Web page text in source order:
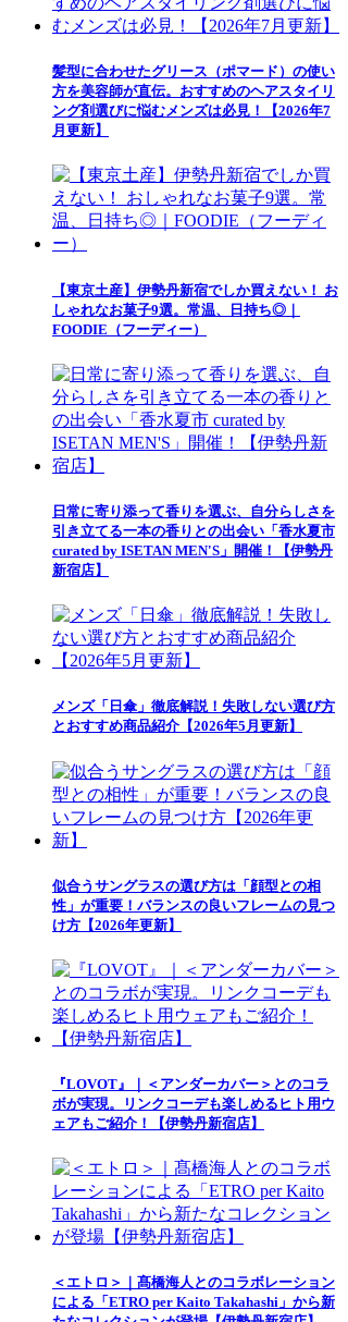
髪型に合わせたグリース（ポマード）の使い
方を美容師が直伝。おすすめのヘアスタイリ
ング剤選びに悩むメンズは必見！【2026年7
月更新】
【東京土産】伊勢丹新宿でしか買えない！ お
しゃれなお菓子9選。常温、日持ち◎｜
FOODIE（フーディー）
日常に寄り添って香りを選ぶ、自分らしさを
引き立てる一本の香りとの出会い「香水夏市
curated by ISETAN MEN'S」開催！【伊勢丹
新宿店】
メンズ「日傘」徹底解説！失敗しない選び方
とおすすめ商品紹介【2026年5月更新】
似合うサングラスの選び方は「顔型との相
性」が重要！バランスの良いフレームの見つ
け方【2026年更新】
『LOVOT』｜＜アンダーカバー＞とのコラ
ボが実現。リンクコーデも楽しめるヒト用ウ
ェアもご紹介！【伊勢丹新宿店】
＜エトロ＞｜髙橋海人とのコラボレーション
による「ETRO per Kaito Takahashi」から新